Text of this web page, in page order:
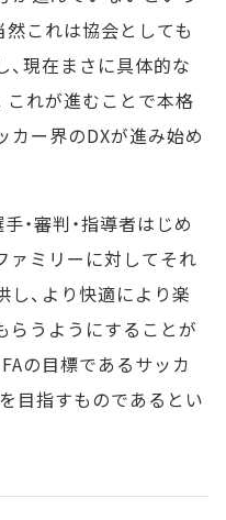
これは協会としても
現在まさに具体的な
これが進むことで本格
カー界のDXが進み始め
・審判・指導者はじめ
ァミリーに対してそれ
、より快適により楽
らうようにすることが
の目標であるサッカ
目指すものであるとい